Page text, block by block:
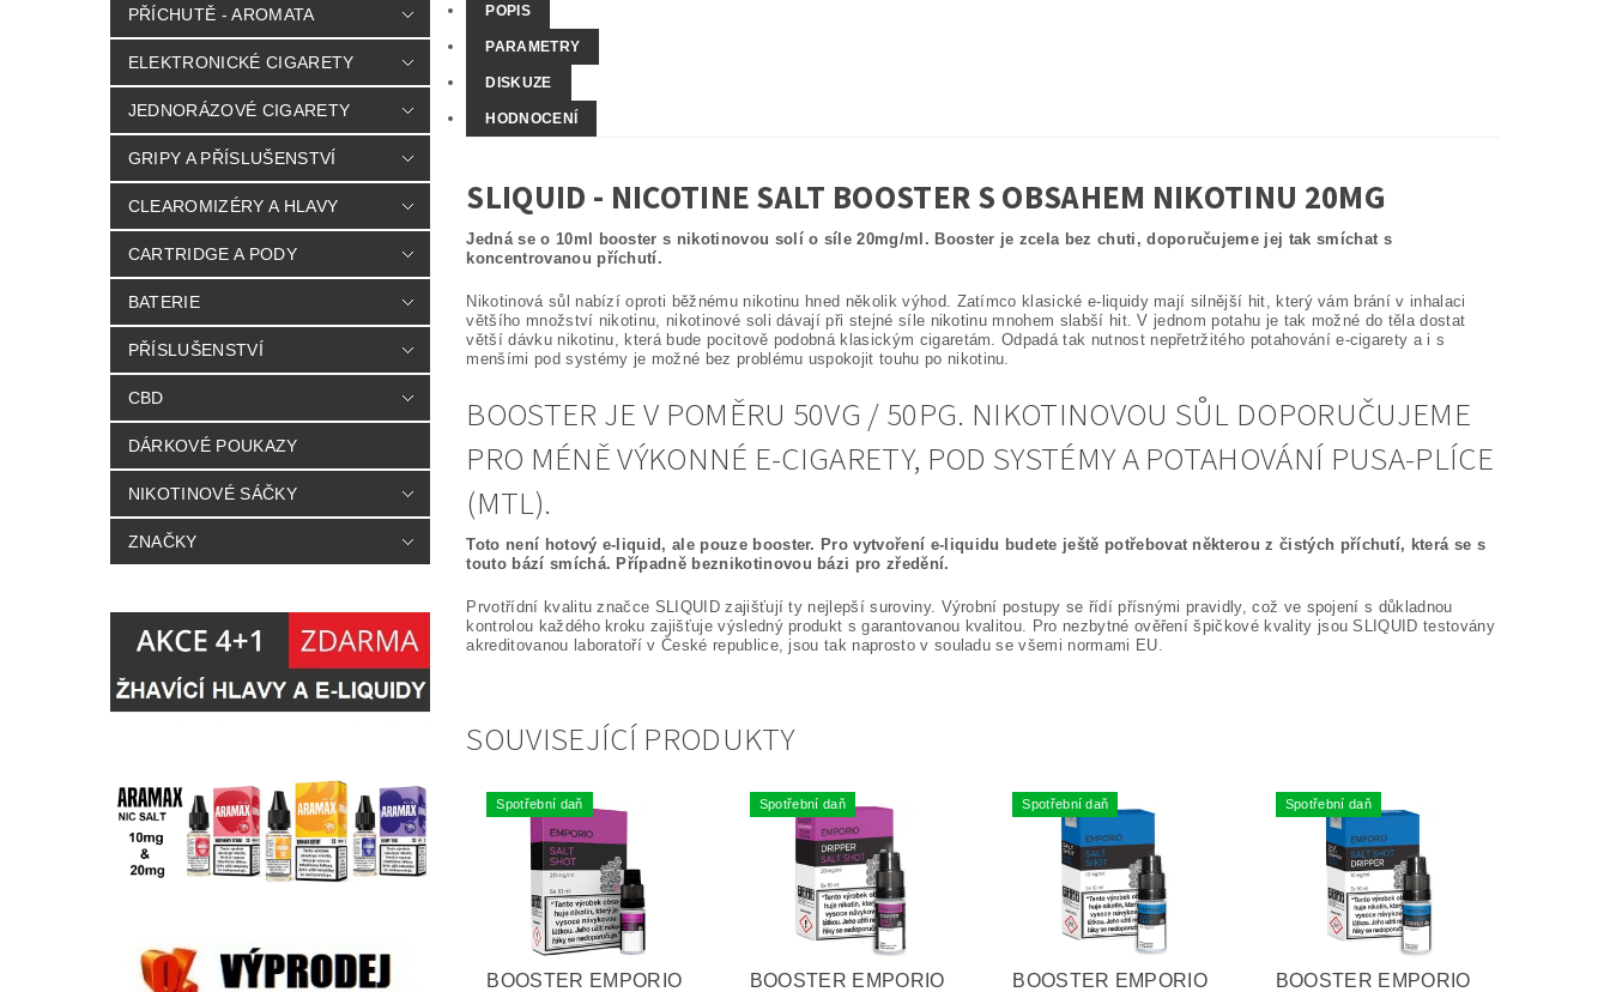
PŘÍCHUTĚ - AROMATA
ELEKTRONICKÉ CIGARETY
JEDNORÁZOVÉ CIGARETY
GRIPY A PŘÍSLUŠENSTVÍ
CLEAROMIZÉRY A HLAVY
CARTRIDGE A PODY
BATERIE
PŘÍSLUŠENSTVÍ
CBD
DÁRKOVÉ POUKAZY
NIKOTINOVÉ SÁČKY
ZNAČKY
POPIS
PARAMETRY
DISKUZE
HODNOCENÍ
SLIQUID - NICOTINE SALT BOOSTER S OBSAHEM NIKOTINU 20MG
Jedná se o 10ml booster s nikotinovou solí o síle 20mg/ml. Booster je zcela bez chuti, doporučujeme jej tak smíchat s
koncentrovanou příchutí.
Nikotinová sůl nabízí oproti běžnému nikotinu hned několik výhod. Zatímco klasické e-liquidy mají silnější hit, který vám brání v inhalaci
většího množství nikotinu, nikotinové soli dávají při stejné síle nikotinu mnohem slabší hit. V jednom potahu je tak možné do těla dostat
větší dávku nikotinu, která bude pocitově podobná klasickým cigaretám. Odpadá tak nutnost nepřetržitého potahování e-cigarety a i s
menšími pod systémy je možné bez problému uspokojit touhu po nikotinu.
BOOSTER JE V POMĚRU 50VG / 50PG. NIKOTINOVOU SŮL DOPORUČUJEME
PRO MÉNĚ VÝKONNÉ E-CIGARETY, POD SYSTÉMY A POTAHOVÁNÍ PUSA-PLÍCE
(MTL).
Toto není hotový e-liquid, ale pouze booster. Pro vytvoření e-liquidu budete ještě potřebovat některou z čistých příchutí, která se s
touto bází smíchá. Případně beznikotinovou bázi pro zředění.
Prvotřídní kvalitu značce SLIQUID zajišťují ty nejlepší suroviny. Výrobní postupy se řídí přísnými pravidly, což ve spojení s důkladnou
kontrolou každého kroku zajišťuje výsledný produkt s garantovanou kvalitou. Pro nezbytné ověření špičkové kvality jsou SLIQUID testovány
akreditovanou laboratoří v České republice, jsou tak naprosto v souladu se všemi normami EU.
SOUVISEJÍCÍ PRODUKTY
Spotřební daň
BOOSTER EMPORIO
Spotřební daň
BOOSTER EMPORIO
Spotřební daň
BOOSTER EMPORIO
Spotřební daň
BOOSTER EMPORIO